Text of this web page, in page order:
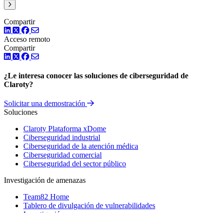
Siguiente
Compartir
LinkedIn
TwitterFacebook
Acceso remoto
Compartir
LinkedIn
TwitterFacebook
¿Le interesa conocer las soluciones de ciberseguridad de
Claroty?
Solicitar una demostración
Soluciones
Claroty Plataforma xDome
Ciberseguridad industrial
Ciberseguridad de la atención médica
Ciberseguridad comercial
Ciberseguridad del sector público
Investigación de amenazas
Team82 Home
Tablero de divulgación de vulnerabilidades